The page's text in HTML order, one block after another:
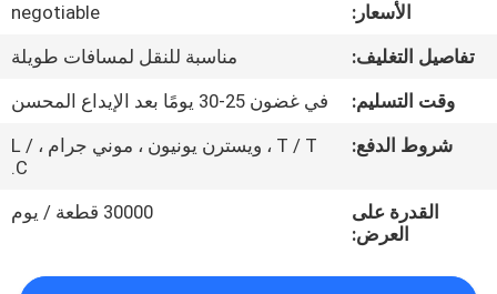
مراقبة
الجودة
اتصل
الأسعار:
negotiable
تفاصيل التغليف:
مناسبة للنقل لمسافات طويلة
وقت التسليم:
في غضون 25-30 يومًا بعد الإيداع المحسن
شروط الدفع:
T / T ، ويسترن يونيون ، موني جرام ، L /
C.
القدرة على
العرض:
30000 قطعة / يوم